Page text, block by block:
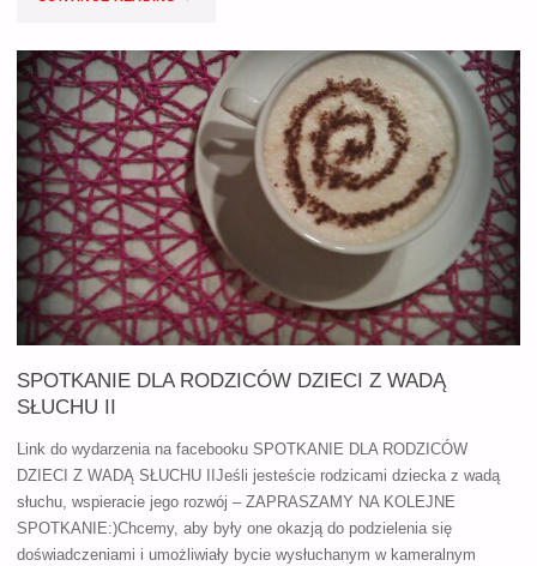
MŁODZIEŻY
Z
WADĄ
SŁUCHU
I"
SPOTKANIE DLA RODZICÓW DZIECI Z WADĄ
SŁUCHU II
Link do wydarzenia na facebooku SPOTKANIE DLA RODZICÓW
DZIECI Z WADĄ SŁUCHU IIJeśli jesteście rodzicami dziecka z wadą
słuchu, wspieracie jego rozwój – ZAPRASZAMY NA KOLEJNE
SPOTKANIE:)Chcemy, aby były one okazją do podzielenia się
doświadczeniami i umożliwiały bycie wysłuchanym w kameralnym